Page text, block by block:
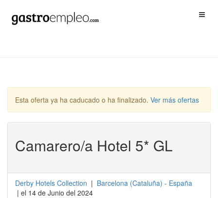
Esta oferta ya ha caducado o ha finalizado. Ver más ofertas
Camarero/a Hotel 5* GL
Derby Hotels Collection | Barcelona (Cataluña) - España
| el 14 de Junio del 2024